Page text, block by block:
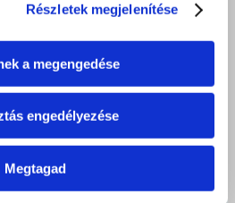
Részletek megjelenítése
a megengedése
engedélyezése
Megtagad
szakmai vizsgák